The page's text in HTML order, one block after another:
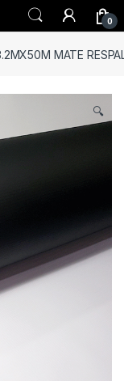
0
MATE
🔍